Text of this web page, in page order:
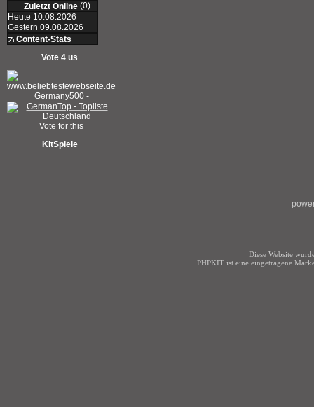
Zuletzt Online (0)
Heute 10.08.2026
Gestern 09.08.2026
Content-Stats
Vote 4 us
KitSpiele
Diese Website
PHPKIT ist eine eingetragene